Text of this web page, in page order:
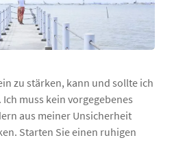
zu stärken, kann und sollte ich
muss kein vorgegebenes
aus meiner Unsicherheit
Starten Sie einen ruhigen